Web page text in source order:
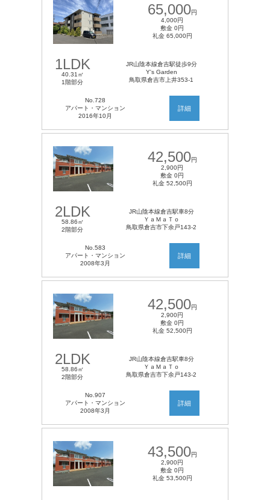
65,000円
4,000円
敷金 0円
礼金 65,000円
1LDK
40.31㎡
1階部分
JR山陰本線倉吉駅徒歩9分
Y's Garden
鳥取県倉吉市上井353-1
No.728
アパート・マンション
2016年10月
詳細
42,500円
2,900円
敷金 0円
礼金 52,500円
2LDK
58.86㎡
2階部分
JR山陰本線倉吉駅車8分
ＹａＭａＴｏ
鳥取県倉吉市下余戸143-2
No.583
アパート・マンション
2008年3月
詳細
42,500円
2,900円
敷金 0円
礼金 52,500円
2LDK
58.86㎡
2階部分
JR山陰本線倉吉駅車8分
ＹａＭａＴｏ
鳥取県倉吉市下余戸143-2
No.907
アパート・マンション
2008年3月
詳細
43,500円
2,900円
敷金 0円
礼金 53,500円